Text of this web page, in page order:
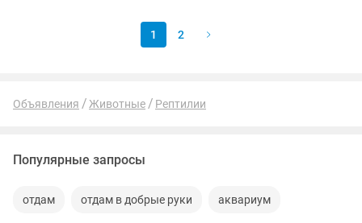
1 2
Объявления Животные Рептилии
Популярные запросы
отдам отдам в добрые руки аквариум